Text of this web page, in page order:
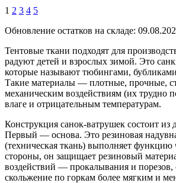
1 2 3 4 5
Обновление остатков на складе:
Тентовые ткани подходят для
радуют детей и взрослых зимой. Это
которые называют тюбингами,
Такие материалы — плотные, прочные,
механическим воздействиям (их трудно
влаге и отрицательным температурам.
Конструкция санок-ватрушек состоит из
Первый — основа. Это резиновая
(техническая ткань) выполняет функцию
стороны, он защищает резиновый
воздействий — прокалывания и
скольжение по горкам более мягким и